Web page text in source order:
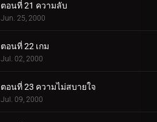
ตอนที่ 21 ความลับ
Jun. 25, 2000
ตอนที่ 22 เกม
Jul. 02, 2000
ตอนที่ 23 ความไม่สบายใจ
Jul. 09, 2000